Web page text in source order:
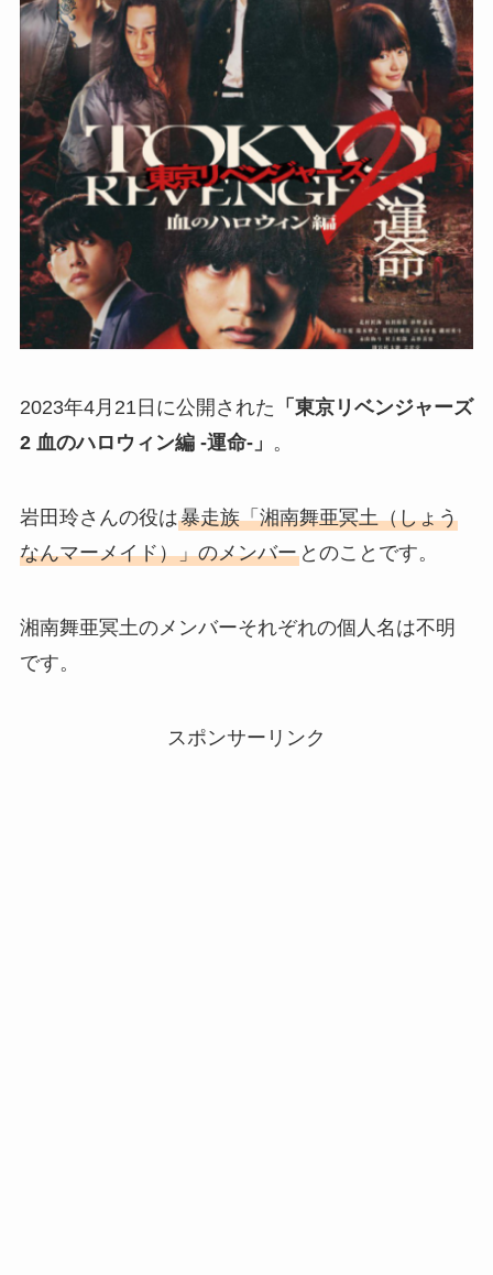
2023年4月21日に公開された 「東京リベンジャーズ
2 血のハロウィン編 -運命-」 。
岩田玲さんの役は暴走族「湘南舞亜冥土（しょう
なんマーメイド）」のメンバーとのことです。
湘南舞亜冥土のメンバーそれぞれの個人名は不明
です。
スポンサーリンク